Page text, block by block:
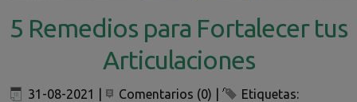
5 Remedios para Fortalecer tus
Articulaciones
31-08-2021 Comentarios (0)
Etiquetas: